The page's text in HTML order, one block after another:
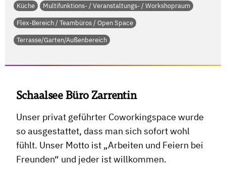
Küche
Multifunktions- / Veranstaltungs- / Workshopraum
Flex-Bereich / Teambüros / Open Space
Terrasse/Garten/Außenbereich
Schaalsee Büro Zarrentin
Unser privat geführter Coworkingspace wurde
so ausgestattet, dass man sich sofort wohl
fühlt. Unser Motto ist „Arbeiten und Feiern bei
Freunden“ und jeder ist willkommen.